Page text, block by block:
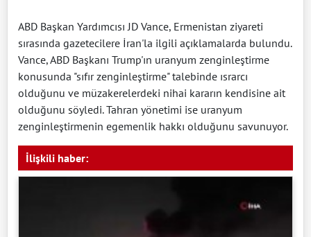
ABD Başkan Yardımcısı JD Vance, Ermenistan ziyareti
sırasında gazetecilere İran'la ilgili açıklamalarda bulundu.
Vance, ABD Başkanı Trump'ın uranyum zenginleştirme
konusunda "sıfır zenginleştirme" talebinde ısrarcı
olduğunu ve müzakerelerdeki nihai kararın kendisine ait
olduğunu söyledi. Tahran yönetimi ise uranyum
zenginleştirmenin egemenlik hakkı olduğunu savunuyor.
İlişkili haber: